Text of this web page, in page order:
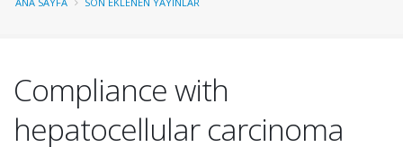
Compliance with
hepatocellular carcinoma